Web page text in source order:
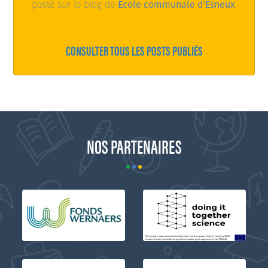
posté sur le blog de Ecole communale d'Esneux.
CONSULTER TOUS LES POSTS PUBLIÉS
NOS PARTENAIRES